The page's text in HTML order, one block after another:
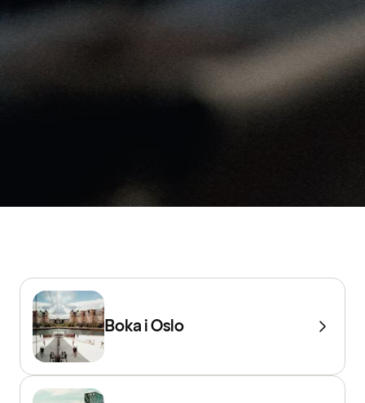
Boka i Oslo